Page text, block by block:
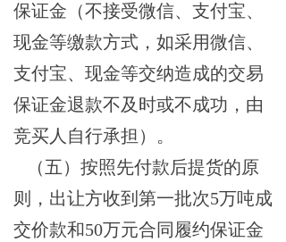
保证金（不接受微信、支付宝、
现金等缴款方式，如采用微信、
支付宝、现金等交纳造成的交易
保证金退款不及时或不成功，由
竞买人自行承担）。
（五） 按照先付款后提货的原
则，出让方收到 第一批次5万吨成
交价款和50万元合同履约保证金